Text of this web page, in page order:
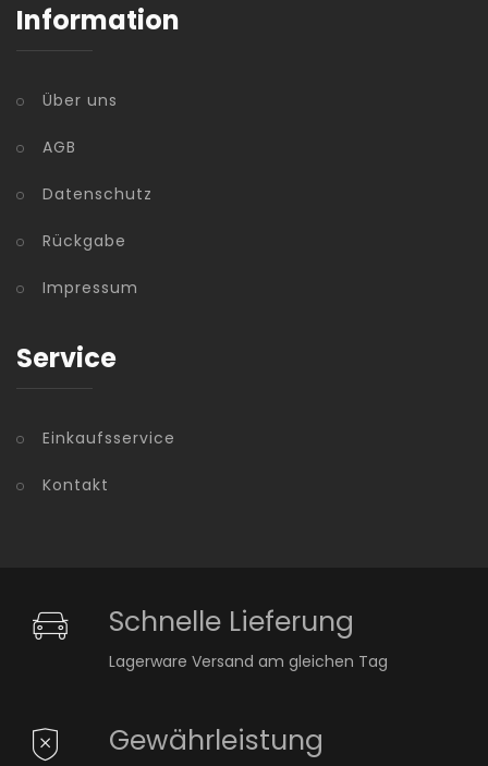
Information
Über uns
AGB
Datenschutz
Rückgabe
Impressum
Service
Einkaufsservice
Kontakt
Schnelle Lieferung
Lagerware Versand am gleichen Tag
Gewährleistung